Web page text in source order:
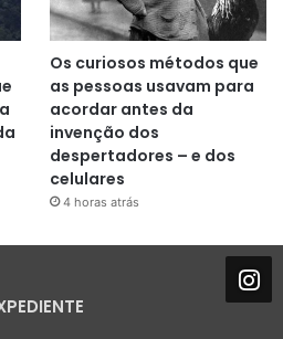
Os curiosos métodos que
as pessoas usavam para
acordar antes da
invenção dos
despertadores – e dos
celulares
4 horas atrás